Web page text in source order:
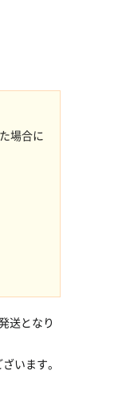
場合に
送となり
います。